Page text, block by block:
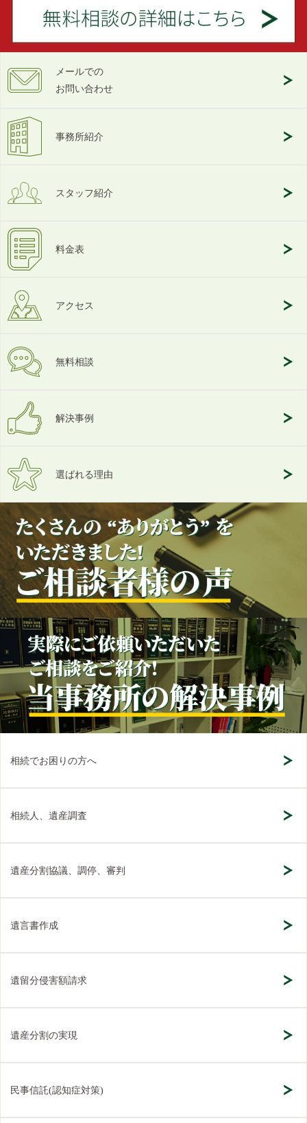
メールでの
お問い合わせ
事務所紹介
スタッフ紹介
料金表
アクセス
無料相談
解決事例
選ばれる理由
相続でお困りの方へ
相続人、遺産調査
遺産分割協議、調停、審判
遺言書作成
遺留分侵害額請求
遺産分割の実現
民事信託(認知症対策)